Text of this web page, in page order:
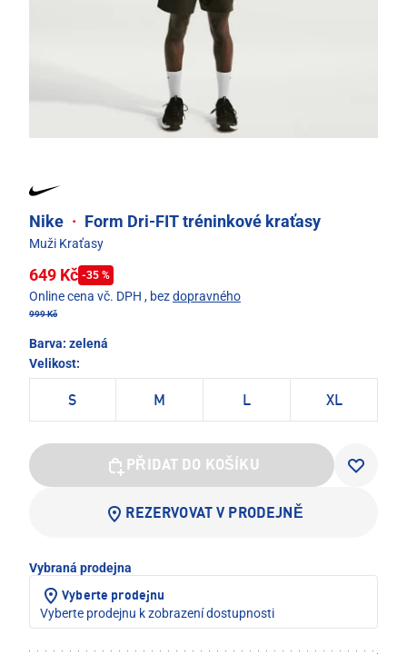
Nike · Form Dri-FIT tréninkové kraťasy
Muži Kraťasy
649 Kč -35 %
Online cena vč. DPH , bezdopravného
999 Kč
Barva: zelená
Velikost:
S M L XL
PŘIDAT DO KOŠÍKU
REZERVOVAT V PRODEJNĚ
Vybraná prodejna
Vyberte prodejnu
Vyberte prodejnu k zobrazení dostupnosti